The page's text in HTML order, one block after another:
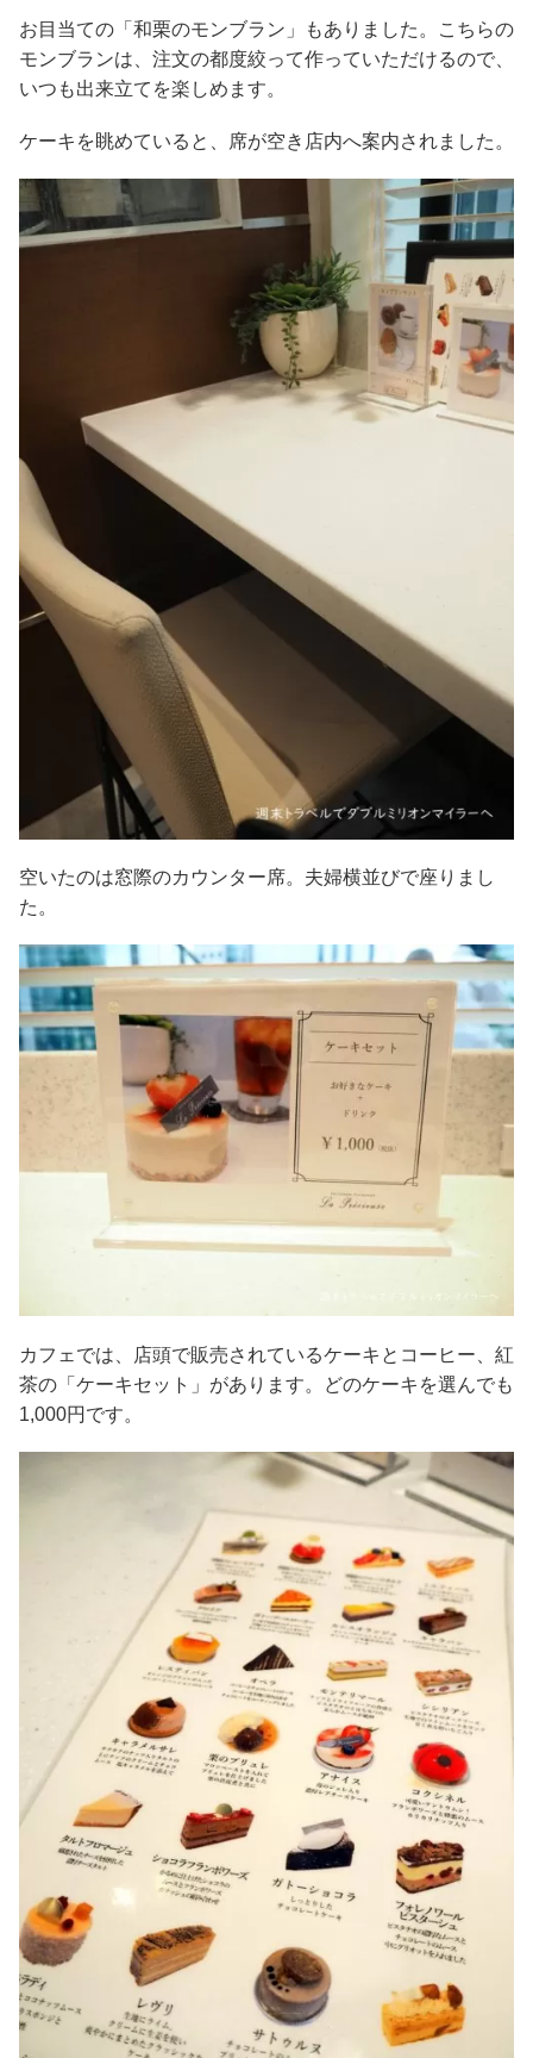
お目当ての「和栗のモンブラン」もありました。こちらの
モンブランは、注文の都度絞って作っていただけるので、
いつも出来立てを楽しめます。
ケーキを眺めていると、席が空き店内へ案内されました。
空いたのは窓際のカウンター席。夫婦横並びで座りまし
た。
カフェでは、店頭で販売されているケーキとコーヒー、紅
茶の「ケーキセット」があります。どのケーキを選んでも
1,000円です。